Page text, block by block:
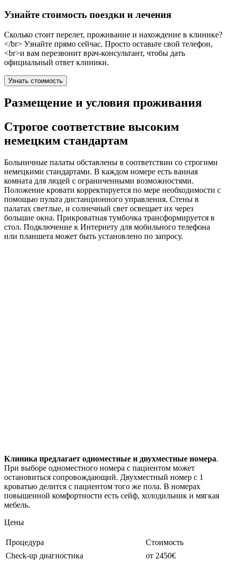
Узнайте стоимость поездки и лечения
Сколько стоит перелет, проживание и нахождение в клинике?
</br> Узнайте прямо сейчас. Просто оставьте свой телефон,
<br>и вам перезвонит врач-консультант, чтобы дать
официальный ответ клиники.
Узнать стоимость
Размещение и условия проживания
Строгое соответствие высоким
немецким стандартам
Больничные палаты обставлены в соответствии со строгими
немецкими стандартами. В каждом номере есть ванная
комната для людей с ограниченными возможностями.
Положение кровати корректируется по мере необходимости с
помощью пульта дистанционного управления. Стены в
палатах светлые, и солнечный свет освещает их через
большие окна. Прикроватная тумбочка трансформируется в
стол. Подключение к Интернету для мобильного телефона
или планшета может быть установлено по запросу.
Клиника предлагает одноместные и двухместные номера.
При выборе одноместного номера с пациентом может
остановиться сопровождающий. Двухместный номер с 1
кроватью делится с пациентом того же пола. В номерах
повышенной комфортности есть сейф, холодильник и мягкая
мебель.
Цены
Процедура
Стоимость
Check-up диагностика
от 2450€